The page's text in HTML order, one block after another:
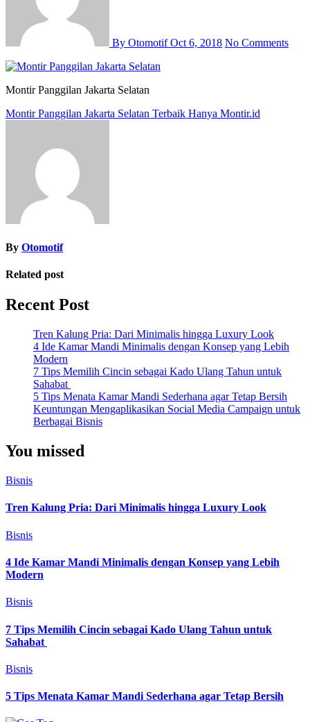
By OtomotifOct 6, 2018 No Comments
Montir Panggilan Jakarta Selatan
Post
Montir Panggilan Jakarta Selatan Terbaik Hanya Montir.id
By Otomotif
Related post
Recent Post
Tren Kalung Pria: Dari Minimalis hingga Luxury Look
4 Ide Kamar Mandi Minimalis dengan Konsep yang Lebih
Modern
7 Tips Memilih Cincin sebagai Kado Ulang Tahun untuk
Sahabat
5 Tips Menata Kamar Mandi Sederhana agar Tetap Bersih
Keuntungan Mengaplikasikan Social Media Campaign untuk
Berbagai Bisnis
You missed
Bisnis
Tren Kalung Pria: Dari Minimalis hingga Luxury Look
Bisnis
4 Ide Kamar Mandi Minimalis dengan Konsep yang Lebih
Modern
Bisnis
7 Tips Memilih Cincin sebagai Kado Ulang Tahun untuk
Sahabat
Bisnis
5 Tips Menata Kamar Mandi Sederhana agar Tetap Bersih